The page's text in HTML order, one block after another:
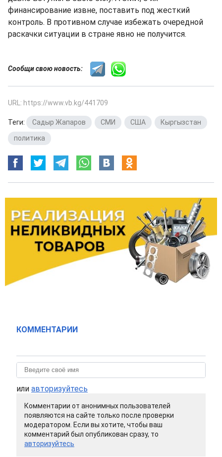
финансирование извне, поставить под жесткий
контроль. В противном случае избежать очередной
раскачки ситуации в стране явно не получится.
Сообщи свою новость:
URL: https://www.vb.kg/441709
Теги: Садыр Жапаров СМИ США Кыргызстан
политика
КОММЕНТАРИИ
или авторизуйтесь
Комментарии от анонимных пользователей
появляются на сайте только после проверки
модератором. Если вы хотите, чтобы ваш
комментарий был опубликован сразу, то
авторизуйтесь